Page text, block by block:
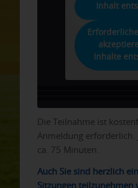
Inhalt
Inhalte
Die Teilnahme ist
Anmeldung erforderlich.
ca. 75 Minuten.
Auch Sie sind herzlich
Sitzungen teilzunehmen